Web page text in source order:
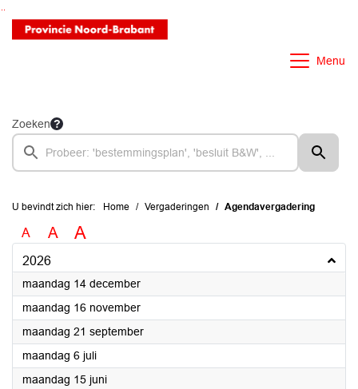
Ga naar de inhoud van deze pagina
Ga naar het zoeken
Ga naar het menu
Menu
Zoeken
U bevindt zich hier: Home Vergaderingen Agendavergadering
A A A
2026
maandag 14 december2026
maandag 16 november2026
maandag 21 september2026
maandag 6 juli2026
maandag 15 juni2026